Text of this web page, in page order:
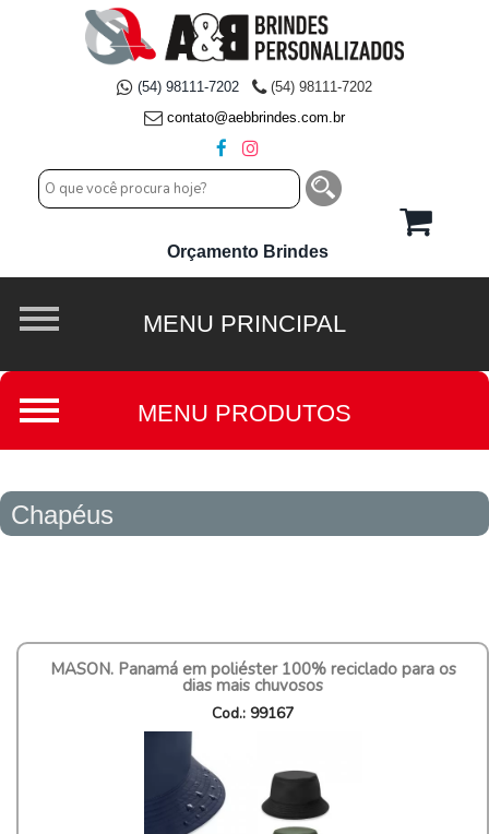
(54) 98111-7202
(54) 98111-7202
contato@aebbrindes.com.br
Orçamento Brindes
Chapéus
MASON. Panamá em poliéster 100% reciclado para os
dias mais chuvosos
Cod.: 99167